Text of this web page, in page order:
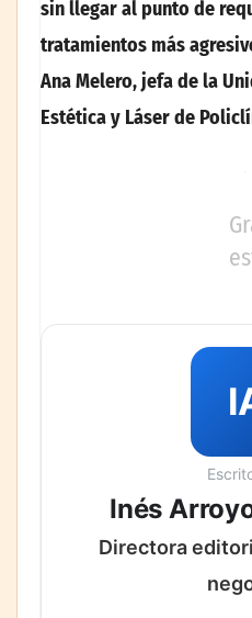
sin llegar al punto de
tratamientos más
Ana Melero, jefa de la
Estética y Láser de
Inés
Directora